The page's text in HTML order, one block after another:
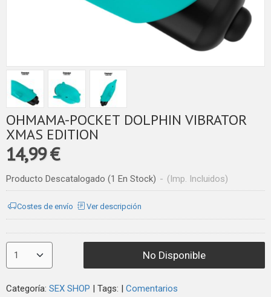
OHMAMA-POCKET DOLPHIN VIBRATOR
XMAS EDITION
14,99 €
Producto Descatalogado (1 En Stock) - (Imp. Incluidos)
Costes de envío Ver descripción
No Disponible
Categoría: SEX SHOP Tags: Comentarios